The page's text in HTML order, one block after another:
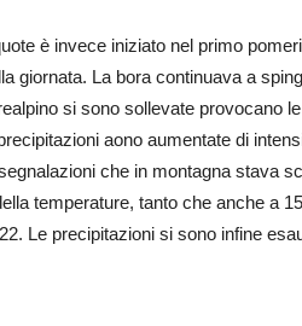
è invece iniziato nel primo
giornata. La bora continuava a
si sono sollevate provocano
aono aumentate di
che in montagna stava
temperature, tanto che anche a
Le precipitazioni si sono infine